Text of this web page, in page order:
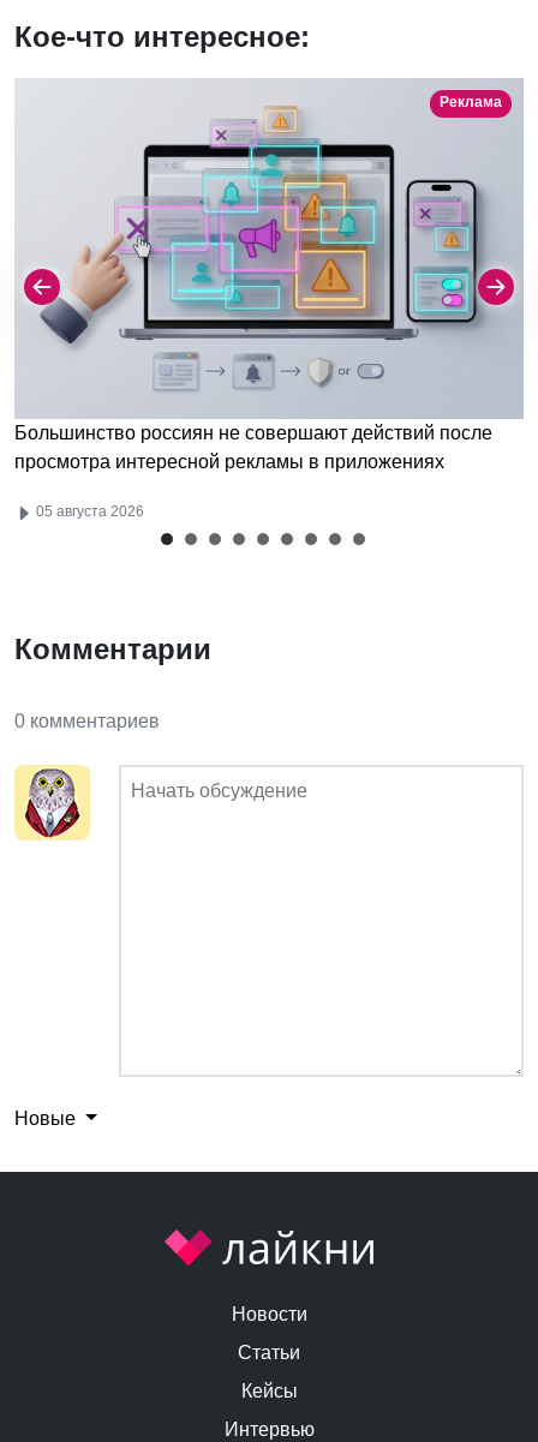
Кое-что интересное:
Реклама
Большинство россиян не совершают действий после
просмотра интересной рекламы в приложениях
05 августа 2026
Комментарии
0 комментариев
Новые
Новости
Статьи
Кейсы
Интервью